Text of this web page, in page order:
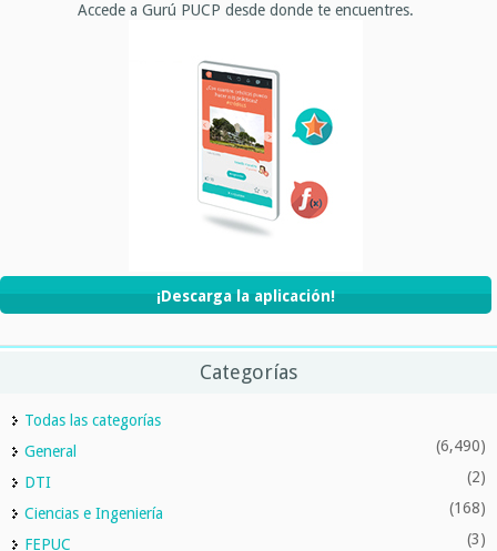
Accede a Gurú PUCP desde donde te encuentres.
¡Descarga la aplicación!
Categorías
Todas las categorías
General
(6,490)
DTI (2)
Ciencias e Ingeniería (168)
FEPUC (3)